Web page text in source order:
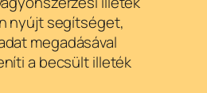
nyújt segítséget,
megadásával
a becsült illeték